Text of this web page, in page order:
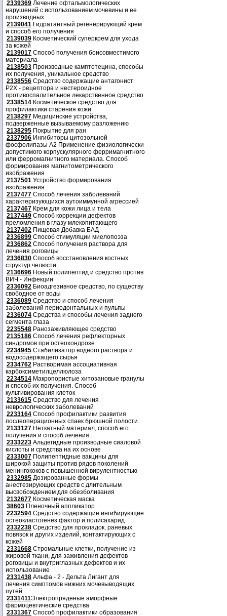
2339369 Лечение офтальмологических
нарушений с использованием мочевины и ее
производных
2139041 Гидратантный регенерирующий крем
и способ его получения
2139039 Косметический суперкрем для ухода
за кожей
2139017 Способ получения боисовместимого
материала
2138503 Производные камптотецина, способы
их получения, уникальное средство
2338556 Средство содержащие антагонист
Р2Х - рецептора и нестероидное
противоспалительное лекарственное средство
2338514 Косметическое средство для
профилактики старения кожи
2138297 Медицинские устройства,
подверженные вызываемому разложению
2138295 Покрытие для ран
2337906 Ингибиторы цитозольной
фосфолипазы А2 Применение физиологически
допустимого корпускулярного ферримагнитного
или ферромагнитного материала. Способ
формирования магнитометрического
изображения
2137501 Устройство формирования
изображения
2137477 Способ лечения заболеваний
характеризующихся аутоиммунной агрессией
2137467 Крем для кожи лица и тела
2137449 Способ коррекции дефектов
преломления в глазу млекопитающего
2137402 Пищевая Добавка БАД
2336899 Способ стимуляции миелопоэза
2336862 Способ получения раствора для
лечения роговицы
2336830 Способ восстановления костных
структур челюсти
2136696 Новый полипептид и средство против
ВИЧ - Инфекции
2336092 Биоадгезивное средство, по существу
свободное от воды
2336089 Средство и способ лечения
заболеваний периодонтальных и пульпы
2336074 Средства и способы лечения заднего
сегмента глаза
2235548 Ранозаживляющее средство
2135186 Способ лечения рефлекторных
синдромов при остеохондрозе
2234945 Стабилизатор водного раствора и
водосодержащего сырья
2334762 Растворимая ассоциативная
карбоксиметилцеллюлоза
2234514 Макропористые хитозановые гранулы
и способ их получения. Способ
культивирования клеток
2133615 Средство для лечения
неврологических заболеваний
2233164 Способ профилактики развития
послеоперационных спаек брюшной полости
2133127 Неткатный материал, способ его
получения и способ лечения
2333223 Альдегидные производные сиаловой
кислоты и средства на их основе
2333007 Полипептидные вакцины для
широкой защиты против рядов поколений
менингококов с повышенной вирулентностью
2332985 Дозированные формы
анестезирующих средств с длительным
высвобождением для обезболивания
2132677 Косметическая маска
38603 Пленочный аппликатор
2232594 Средство содержащие ингибирующие
остеокластогенез фактор и полисахарид
2332238 Средство для прокладок, раневых
повязок и других изделий, контактирующих с
кожей
2331668 Стромальные клетки, получение из
жировой ткани, для заживления дефектов
роговицы и внутриглазных дефектов и их
использование
2331438 Альфа - 2 - Дельта Лигант для
лечения симптомов нижних мочевыводящих
путей
2331411Электропряденые аморфные
фармоцевтические средства
2331367 Способ профилактики образования